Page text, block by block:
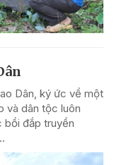
Dân, ký ức về một
và dân tộc luôn
bồi đắp truyền